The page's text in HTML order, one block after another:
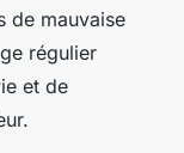
de mauvaise
régulier
et de